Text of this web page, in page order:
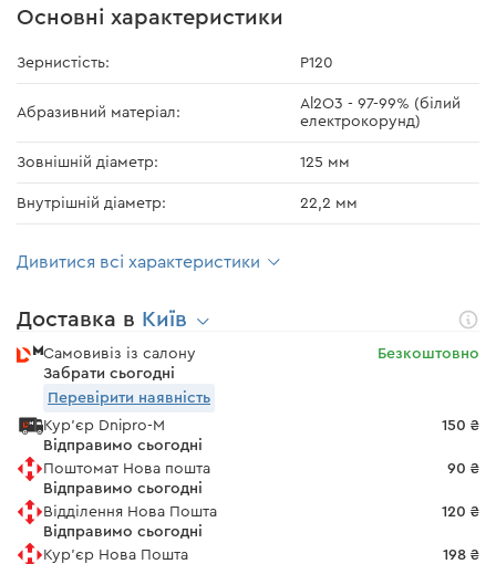
Основні характеристики
Зернистість: Р120
Абразивний матеріал:
Al2O3 - 97-99% (білий
електрокорунд)
Зовнішній діаметр: 125 мм
Внутрішній діаметр: 22,2 мм
Дивитися всі характеристики
Доставка в Київ
Самовивіз із салону
Забрати сьогодні
Безкоштовно
Перевірити наявність
Кур'єр Dnipro-M
Відправимо сьогодні
150 ₴
Поштомат Нова пошта
Відправимо сьогодні
90 ₴
Відділення Нова Пошта
Відправимо сьогодні
120 ₴
Кур'єр Нова Пошта
198 ₴